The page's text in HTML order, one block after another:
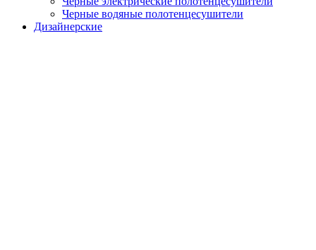
Черные водяные полотенцесушители
Дизайнерские